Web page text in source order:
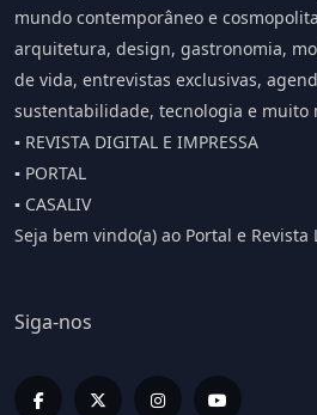
mundo contemporâneo e
arquitetura, design, gastronomia,
de vida, entrevistas exclusivas,
sustentabilidade, tecnologia e muito
▪️ REVISTA DIGITAL E IMPRESSA
▪️ PORTAL
▪️ CASALIV
Seja bem vindo(a) ao Portal e Revista
Siga-nos